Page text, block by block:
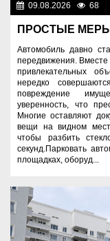
09.08.2026 68
ПРОСТЫЕ
Автомобиль давно
передвижения. Вместе
привлекательных
нередко
повреждение
уверенность, что
Многие оставляют
вещи на видном
чтобы разбить
секунд.Парковать
площадках, оборуд...